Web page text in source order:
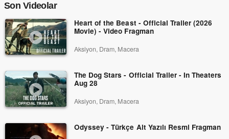
Son Videolar
Heart of the Beast - Official Trailer (2026
Movie) - Video Fragman
Aksiyon, Dram, Macera
The Dog Stars - Official Trailer - In Theaters
Aug 28
Aksiyon, Dram, Macera
Odyssey - Türkçe Alt Yazılı Resmi Fragman